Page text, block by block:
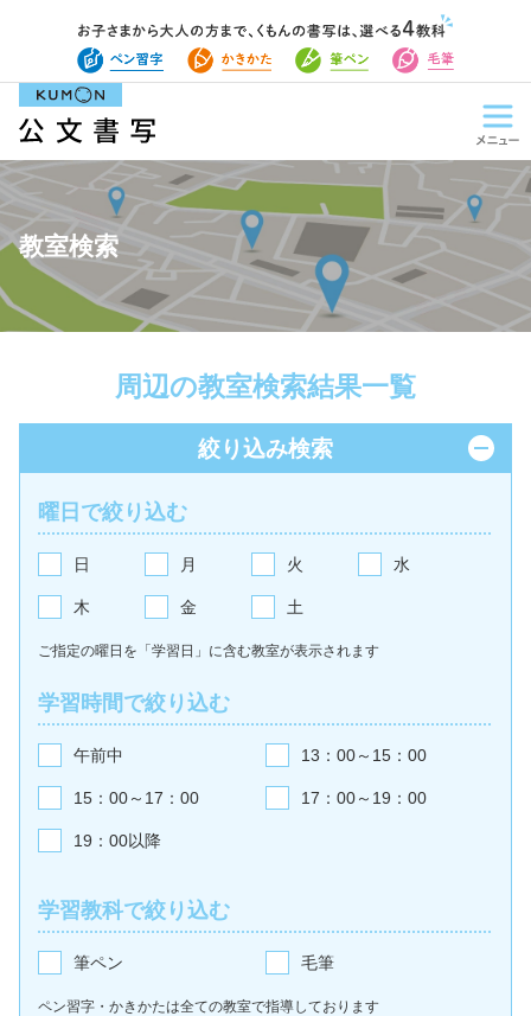
教室検索
周辺の教室検索結果一覧
絞り込み検索
曜日で絞り込む
日 月 火 水
木 金 土
ご指定の曜日を「学習日」に含む教室が表示されます
学習時間で絞り込む
午前中 13：00～15：00
15：00～17：00 17：00～19：00
19：00以降
学習教科で絞り込む
筆ペン 毛筆
ペン習字・かきかたは全ての教室で指導しております